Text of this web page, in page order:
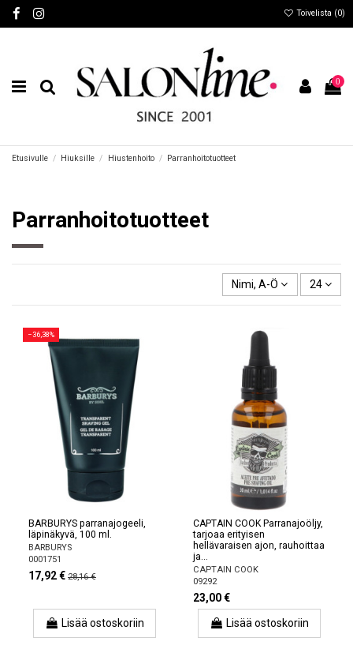
Toivelista (0)
0
Etusivulle Hiuksille Hiustenhoito Parranhoitotuotteet
Parranhoitotuotteet
Nimi, A-Ö 24
−36,38%
BARBURYS parranajogeeli,
läpinäkyvä, 100 ml.
BARBURYS
0001751
17,92 € 28,16 €
Lisää ostoskoriin
CAPTAIN COOK Parranajoöljy,
tarjoaa erityisen
hellävaraisen ajon, rauhoittaa
ja...
CAPTAIN COOK
09292
23,00 €
Lisää ostoskoriin